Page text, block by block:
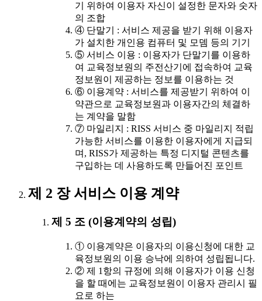
기 위하여 이용자 자신이 설정한 문자와 숫자
의 조합
④ 단말기 : 서비스 제공을 받기 위해 이용자
가 설치한 개인용 컴퓨터 및 모뎀 등의 기기
⑤ 서비스 이용 : 이용자가 단말기를 이용하
여 교육정보원의 주전산기에 접속하여 교육
정보원이 제공하는 정보를 이용하는 것
⑥ 이용계약 : 서비스를 제공받기 위하여 이
약관으로 교육정보원과 이용자간의 체결하
는 계약을 말함
⑦ 마일리지 : RISS 서비스 중 마일리지 적립
가능한 서비스를 이용한 이용자에게 지급되
며, RISS가 제공하는 특정 디지털 콘텐츠를
구입하는 데 사용하도록 만들어진 포인트
제 2 장 서비스 이용 계약
제 5 조 (이용계약의 성립)
① 이용계약은 이용자의 이용신청에 대한 교
육정보원의 이용 승낙에 의하여 성립됩니다.
② 제 1항의 규정에 의해 이용자가 이용 신청
을 할 때에는 교육정보원이 이용자 관리시 필
요로 하는